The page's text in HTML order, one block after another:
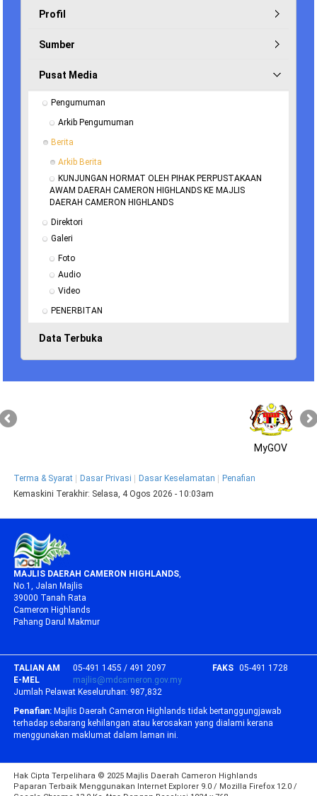
Profil
Sumber
Pusat Media
Pengumuman
Arkib Pengumuman
Berita
Arkib Berita
KUNJUNGAN HORMAT OLEH PIHAK PERPUSTAKAAN
AWAM DAERAH CAMERON HIGHLANDS KE MAJLIS
DAERAH CAMERON HIGHLANDS
Direktori
Galeri
Foto
Audio
Video
PENERBITAN
Data Terbuka
MyGOV
Terma & Syarat Dasar Privasi Dasar Keselamatan
Penafian
Kemaskini Terakhir: Selasa, 4 Ogos 2026 - 10:03am
MAJLIS DAERAH CAMERON HIGHLANDS,
No.1, Jalan Majlis
39000 Tanah Rata
Cameron Highlands
Pahang Darul Makmur
TALIAN AM 05-491 1455 / 491 2097 FAKS
05-491 1728
E-MEL
majlis@mdcameron.gov.my
Jumlah Pelawat Keseluruhan: 987,832
Penafian: Majlis Daerah Cameron Highlands tidak bertanggungjawab
terhadap sebarang kehilangan atau kerosakan yang dialami kerana
menggunakan maklumat dalam laman ini.
Hak Cipta Terpelihara © 2025 Majlis Daerah Cameron Highlands
Paparan Terbaik Menggunakan Internet Explorer 9.0 / Mozilla Firefox 12.0 /